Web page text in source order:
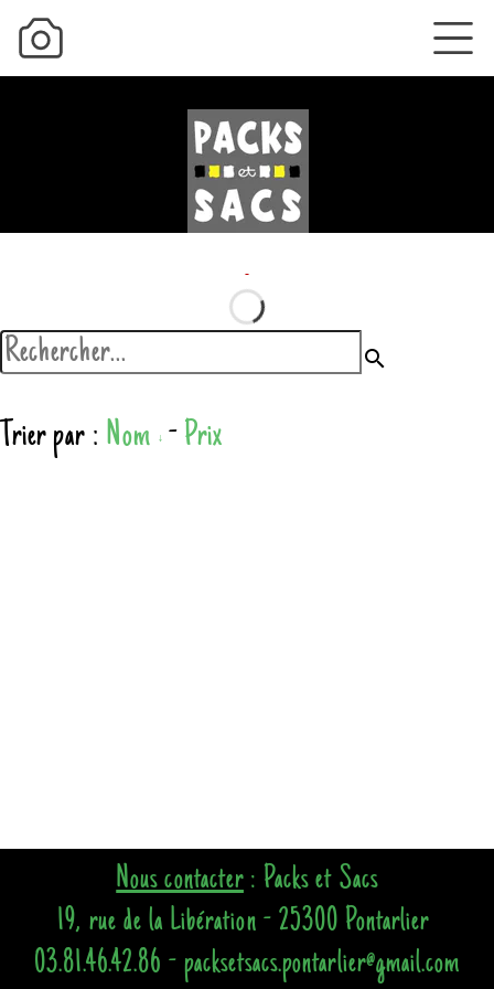
search
Trier par : Nom - Prix
Nous contacter: Packs et Sacs
19, rue de la Libération - 25300 Pontarlier
03.81.46.42.86 - packsetsacs.pontarlier@gmail.com